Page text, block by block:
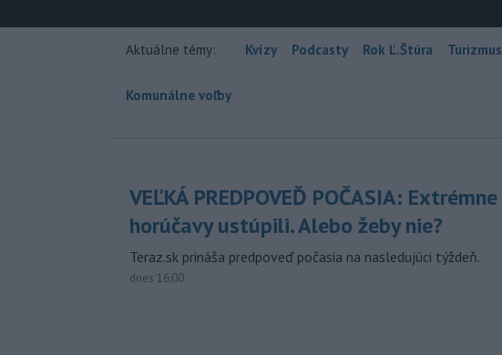
Aktuálne témy: Kvízy Podcasty Rok Ľ.Štúra Turizmus
Komunálne voľby
VEĽKÁ PREDPOVEĎ POČASIA: Extrémne
horúčavy ustúpili. Alebo žeby nie?
Teraz.sk prináša predpoveď počasia na nasledujúci týždeň.
dnes 16:00